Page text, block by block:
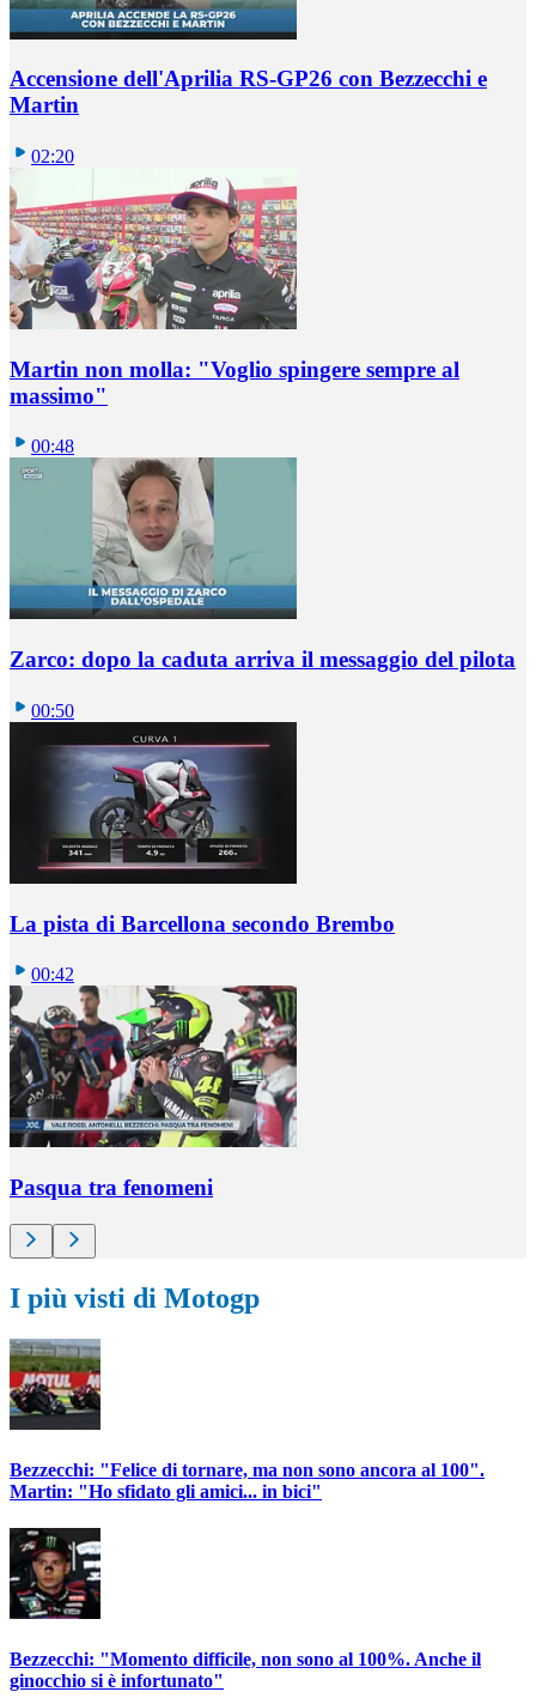
Accensione dell'Aprilia RS-GP26 con Bezzecchi e
Martin
02:20
Martin non molla: "Voglio spingere sempre al
massimo"
00:48
Zarco: dopo la caduta arriva il messaggio del pilota
00:50
La pista di Barcellona secondo Brembo
00:42
Pasqua tra fenomeni
I più visti di Motogp
Bezzecchi: "Felice di tornare, ma non sono ancora al 100".
Martin: "Ho sfidato gli amici... in bici"
Bezzecchi: "Momento difficile, non sono al 100%. Anche il
ginocchio si è infortunato"